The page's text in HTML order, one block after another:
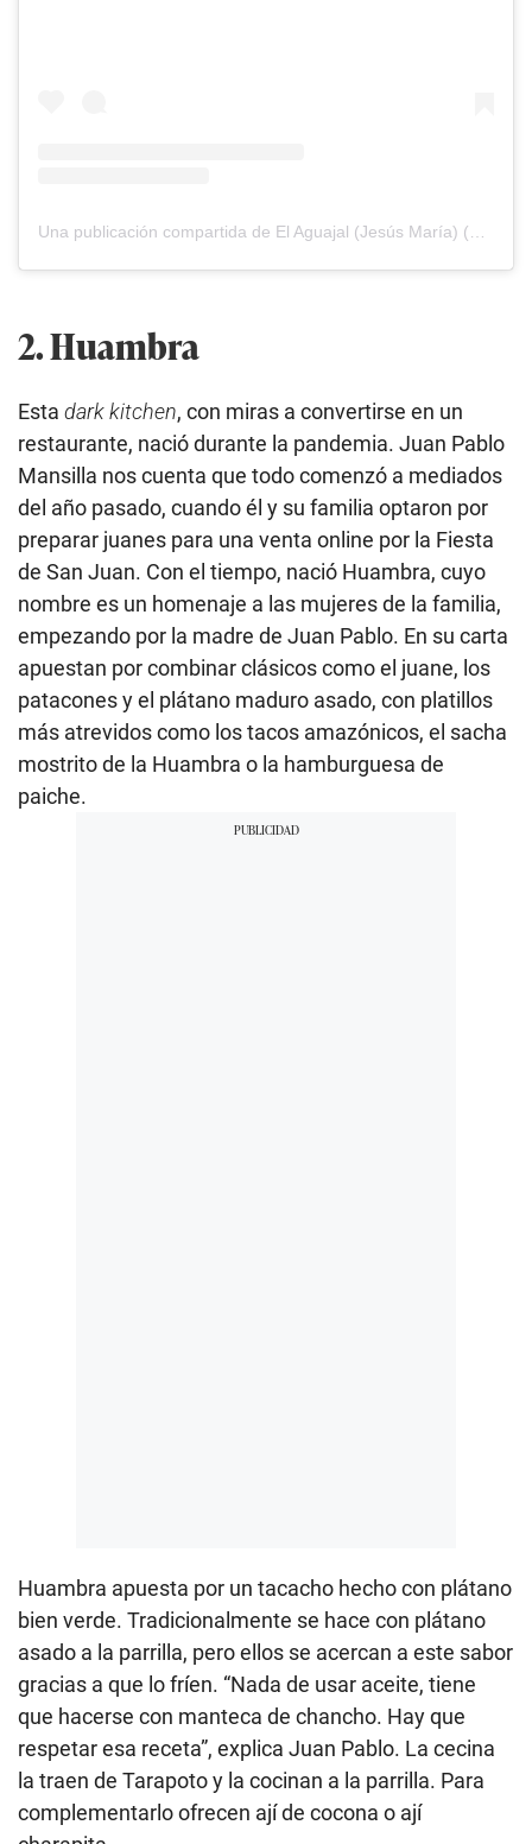
2. Huambra
Esta dark kitchen, con miras a convertirse en un
restaurante, nació durante la pandemia. Juan Pablo
Mansilla nos cuenta que todo comenzó a mediados
del año pasado, cuando él y su familia optaron por
preparar juanes para una venta online por la Fiesta
de San Juan. Con el tiempo, nació Huambra, cuyo
nombre es un homenaje a las mujeres de la familia,
empezando por la madre de Juan Pablo. En su carta
apuestan por combinar clásicos como el juane, los
patacones y el plátano maduro asado, con platillos
más atrevidos como los tacos amazónicos, el sacha
mostrito de la Huambra o la hamburguesa de
paiche.
Huambra apuesta por un tacacho hecho con plátano
bien verde. Tradicionalmente se hace con plátano
asado a la parrilla, pero ellos se acercan a este sabor
gracias a que lo fríen. “Nada de usar aceite, tiene
que hacerse con manteca de chancho. Hay que
respetar esa receta”, explica Juan Pablo. La cecina
la traen de Tarapoto y la cocinan a la parrilla. Para
complementarlo ofrecen ají de cocona o ají